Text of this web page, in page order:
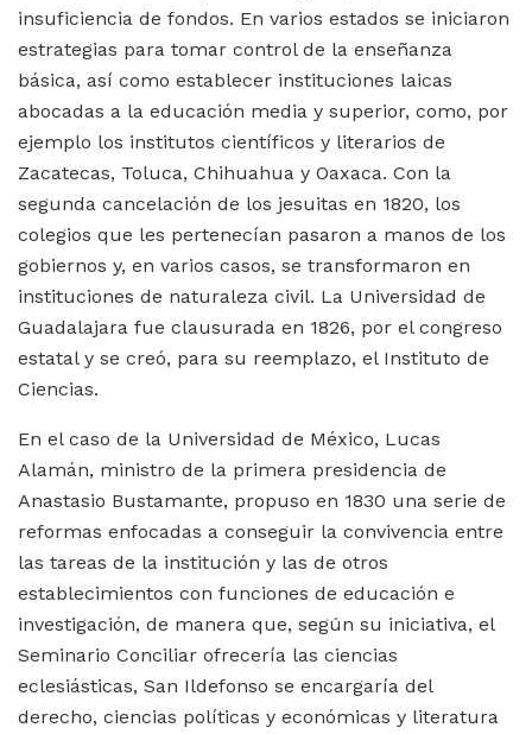
insuficiencia de fondos. En varios estados se iniciaron
estrategias para tomar control de la enseñanza
básica, así como establecer instituciones laicas
abocadas a la educación media y superior, como, por
ejemplo los institutos científicos y literarios de
Zacatecas, Toluca, Chihuahua y Oaxaca. Con la
segunda cancelación de los jesuitas en 1820, los
colegios que les pertenecían pasaron a manos de los
gobiernos y, en varios casos, se transformaron en
instituciones de naturaleza civil. La Universidad de
Guadalajara fue clausurada en 1826, por el congreso
estatal y se creó, para su reemplazo, el Instituto de
Ciencias.
En el caso de la Universidad de México, Lucas
Alamán, ministro de la primera presidencia de
Anastasio Bustamante, propuso en 1830 una serie de
reformas enfocadas a conseguir la convivencia entre
las tareas de la institución y las de otros
establecimientos con funciones de educación e
investigación, de manera que, según su iniciativa, el
Seminario Conciliar ofrecería las ciencias
eclesiásticas, San Ildefonso se encargaría del
derecho, ciencias políticas y económicas y literatura